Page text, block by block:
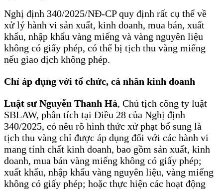
Nghị định 340/2025/NĐ-CP quy định rất cụ thể về
xử lý hành vi sản xuất, kinh doanh, mua bán, xuất
khẩu, nhập khẩu vàng miếng và vàng nguyên liệu
không có giấy phép, có thể bị tịch thu vàng miếng
nếu giao dịch không phép.
Chỉ áp dụng với tổ chức, cá nhân kinh doanh
Luật sư Nguyễn Thanh Hà, Chủ tịch công ty luật
SBLAW, phân tích tại Điều 28 của Nghị định
340/2025, có nêu rõ hình thức xử phạt bổ sung là
tịch thu vàng chỉ được áp dụng đối với các hành vi
mang tính chất kinh doanh, bao gồm sản xuất, kinh
doanh, mua bán vàng miếng không có giấy phép;
xuất khẩu, nhập khẩu vàng nguyên liệu, vàng miếng
không có giấy phép; hoặc thực hiện các hoạt động